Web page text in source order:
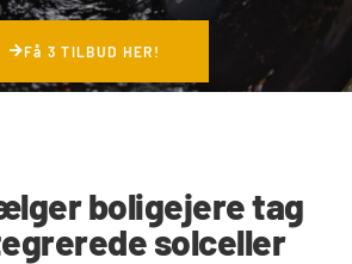
Få 3 TILBUD HER!
boligejere tag
solceller